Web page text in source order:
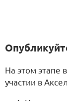
На этом этапе
участии в